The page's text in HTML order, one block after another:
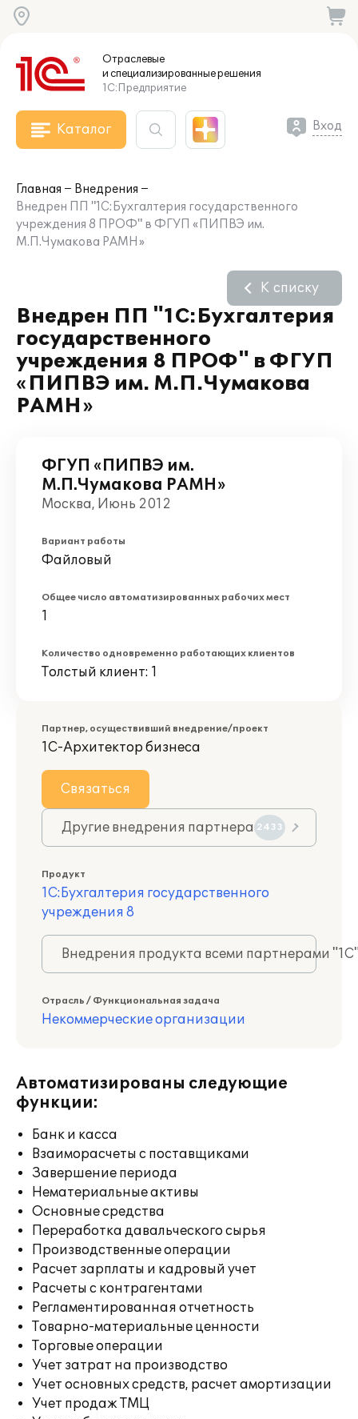
Отраслевые
и специализированныерешения
1С:Предприятие
Каталог Вход
Главная
Внедрения
Внедрен ПП "1С:Бухгалтерия государственного
учреждения 8 ПРОФ" в ФГУП «ПИПВЭ им.
М.П.Чумакова РАМН»
Внедрен ПП "1С:Бухгалтерия
государственного
учреждения 8 ПРОФ" в ФГУП
«ПИПВЭ им. М.П.Чумакова
РАМН»
К списку
ФГУП «ПИПВЭ им.
М.П.Чумакова РАМН»
Москва, Июнь 2012
Вариант работы
Файловый
Общее число автоматизированных рабочих мест
1
Количество одновременно работающих клиентов
Толстый клиент: 1
Партнер, осуществивший внедрение/проект
1С-Архитектор бизнеса
Связаться
Другие внедрения партнера 2433
Продукт
1С:Бухгалтерия государственного
учреждения 8
Внедрения продукта всеми партнерами
Отрасль / Функциональная задача
Некоммерческие организации
Автоматизированы следующие
функции:
Банк и касса
Взаиморасчеты с поставщиками
Завершение периода
Нематериальные активы
Основные средства
Переработка давальческого сырья
Производственные операции
Расчет зарплаты и кадровый учет
Расчеты с контрагентами
Регламентированная отчетность
Товарно-материальные ценности
Торговые операции
Учет затрат на производство
Учет основных средств, расчет амортизации
Учет продаж ТМЦ